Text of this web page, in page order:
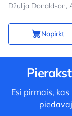
Nopirkt
Esi pirmais,